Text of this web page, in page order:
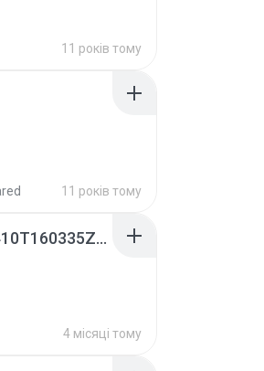
11 років тому
11 років тому
whatsapp backups -20260410T160335Z-3-001.zip
4 місяці тому